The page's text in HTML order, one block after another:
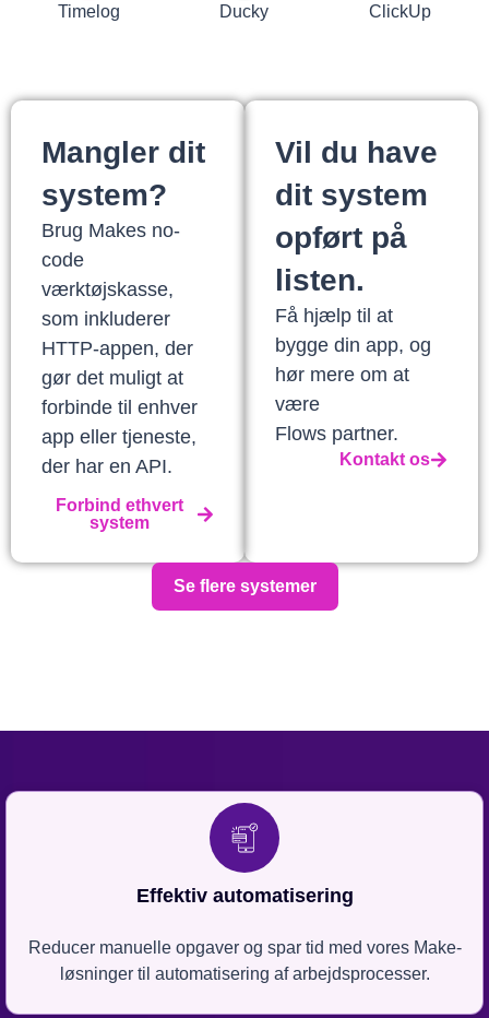
Timelog Ducky ClickUp
Mangler dit
system?
Brug Makes no-
code
værktøjskasse,
som inkluderer
HTTP-appen, der
gør det muligt at
forbinde til enhver
app eller tjeneste,
der har en API.
Forbind ethvert
system
Vil du have
dit system
opført på
listen.
Få hjælp til at
bygge din app, og
hør mere om at
være
Flows partner.
Kontakt os
Se flere systemer
Effektiv automatisering
Reducer manuelle opgaver og spar tid med vores Make-
løsninger til automatisering af arbejdsprocesser.